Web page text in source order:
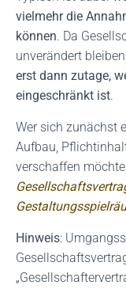
vielmehr die
können. Da
unverändert
erst dann zutage,
eingeschränkt ist.
Wer sich zunächst
Aufbau,
verschaffen
Hinweis: